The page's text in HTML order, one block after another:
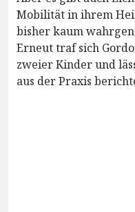
Mobilität in ihrem
bisher kaum
Erneut traf sich
zweier Kinder und
aus der Praxis